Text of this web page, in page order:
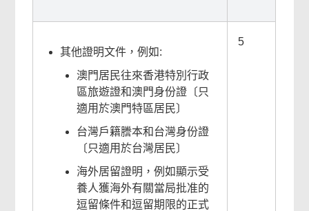
其他證明文件，例如:
澳門居民往來香港特別行政
區旅遊證和澳門身份證〔只
適用於澳門特區居民〕
台灣戶籍謄本和台灣身份證
〔只適用於台灣居民〕
海外居留證明，例如顯示受
養人獲海外有關當局批准的
逗留條件和逗留期限的正式
5